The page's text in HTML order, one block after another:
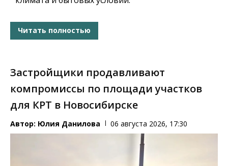
Читать полностью
Застройщики продавливают
компромиссы по площади участков
для КРТ в Новосибирске
Автор: Юлия Данилова 06 августа 2026, 17:30